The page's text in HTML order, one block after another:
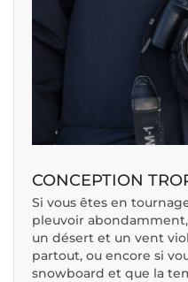
CONCEPTION
Si vous êtes en
pleuvoir
un désert et un vent
partout, ou encore si
snowboard et que la